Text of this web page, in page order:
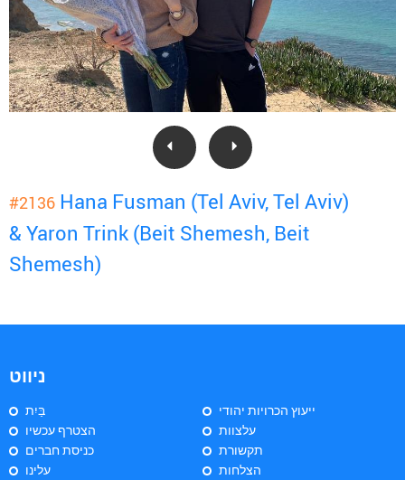
#2136 Hana Fusman (Tel Aviv, Tel Aviv)
& Yaron Trink (Beit Shemesh, Beit
Shemesh)
ניווט
בַּיִת
הצטרף עכשיו
כניסת חברים
עלינו
ייעוץ הכרויות יהודי
עלצוות
תקשורת
הצלחות